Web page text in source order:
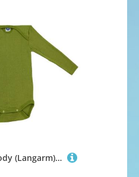
Cosilana Baby-Body (Langarm) aus Wolle/Seide - 62 / 68 21 Grün